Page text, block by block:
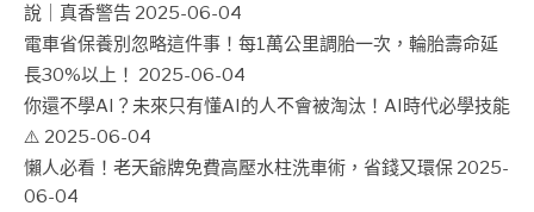
說｜真香警告 2025-06-04
電車省保養別忽略這件事！每1萬公里調胎一次，輪胎壽命延
長30%以上！ 2025-06-04
你還不學AI？未來只有懂AI的人不會被淘汰！AI時代必學技能
⚠️ 2025-06-04
懶人必看！老天爺牌免費高壓水柱洗車術，省錢又環保 2025-
06-04